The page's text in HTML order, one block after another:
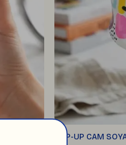
POP-UP CAM